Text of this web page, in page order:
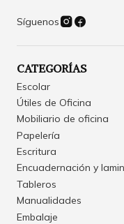
Síguenos
CATEGORÍAS
Escolar
Útiles de Oficina
Mobiliario de oficina
Papelería
Escritura
Encuadernación y
Tableros
Manualidades
Embalaje